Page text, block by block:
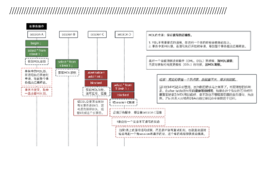
///////////////////////////////////////////////////////////////////////////////////////////